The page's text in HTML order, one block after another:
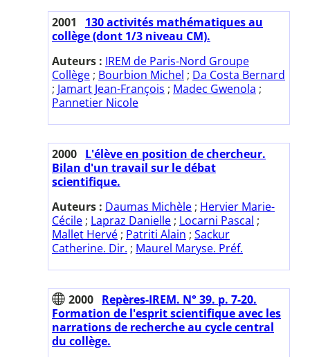
2001
130 activités mathématiques au
collège (dont 1/3 niveau CM).
Auteurs : IREM de Paris-Nord Groupe
Collège ; Bourbion Michel ; Da Costa Bernard
; Jamart Jean-François ; Madec Gwenola ;
Pannetier Nicole
2000 L'élève en position de chercheur.
Bilan d'un travail sur le débat
scientifique.
Auteurs : Daumas Michèle ; Hervier Marie-
Cécile ; Lapraz Danielle ; Locarni Pascal ;
Mallet Hervé ; Patriti Alain ; Sackur
Catherine. Dir. ; Maurel Maryse. Préf.
2000 Repères-IREM. N° 39. p. 7-20.
Formation de l'esprit scientifique avec les
narrations de recherche au cycle central
du collège.